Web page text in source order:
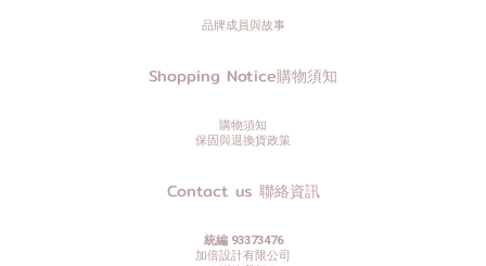
品牌成員與故事
Shopping Notice購物須知
購物須知
保固與退換貨政策
Contact us 聯絡資訊
統編 93373476
加倍設計有限公司